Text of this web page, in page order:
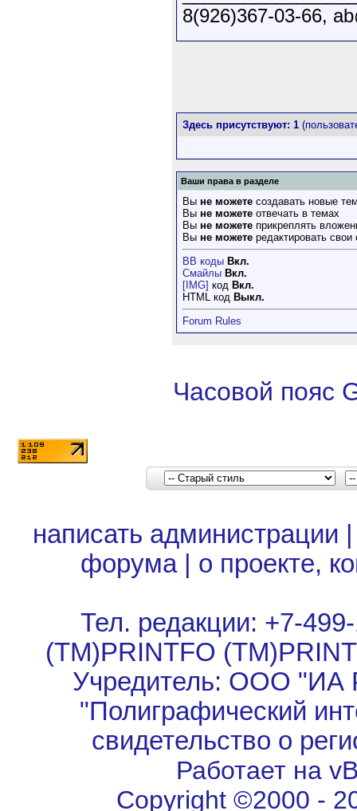
8(926)367-03-66,
Здесь присутствуют: 1
Ваши права в разделе
Вы не можете создавать новые
Вы не можете отвечать в темах
Вы не можете прикреплять
Вы не можете редактировать
BB коды Вкл.
Смайлы Вкл.
[IMG] код Вкл.
HTML код Выкл.
Forum Rules
Часовой пояс
написать администрации
форума| о проекте,
Тел. редакции: +7-
(TM)PRINTFO
Учредитель: ООО "ИА
"Полиграфический
свидетельство о
Работает на
Copyright ©2000 -